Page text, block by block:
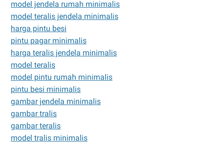
model jendela rumah minimalis
model teralis jendela minimalis
harga pintu besi
pintu pagar minimalis
harga teralis jendela minimalis
model teralis
model pintu rumah minimalis
pintu besi minimalis
gambar jendela minimalis
gambar tralis
gambar teralis
model tralis minimalis